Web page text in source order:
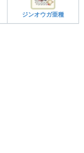
ジンオウガ亜種